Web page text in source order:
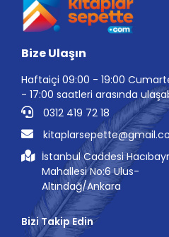
Bize Ulaşın
Haftaiçi 09:00 - 19:00
- 17:00 saatleri arasında
0312 419 72 18
İstanbul Caddesi
Mahallesi No:6 Ulus-
Altındağ/Ankara
Bizi Takip Edin